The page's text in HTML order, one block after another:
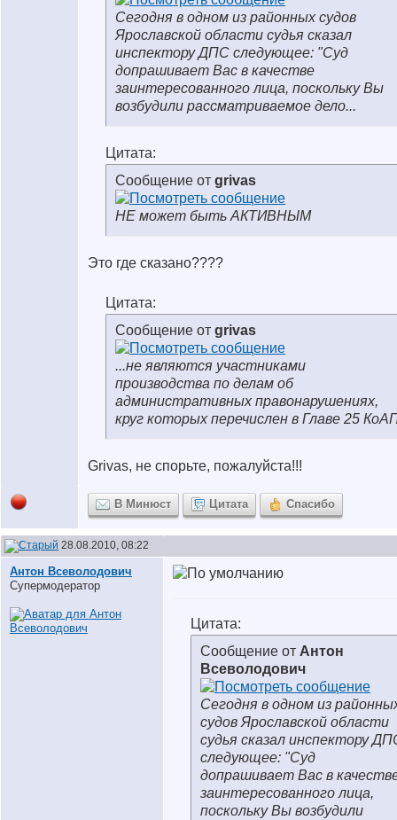
Сегодня в одном из районных судов
Ярославской области судья сказал
инспектору ДПС следующее: "Суд
допрашивает Вас в качестве
заинтересованного лица, поскольку Вы
возбудили рассматриваемое дело...
Цитата:
Сообщение от grivas
НЕ может быть АКТИВНЫМ
Это где сказано????
Цитата:
Сообщение от grivas
...не являются участниками
производства по делам об
административных правонарушениях,
круг которых перечислен в Главе 25
Grivas, не спорьте, пожалуйста!!!
В Минюст Цитата Спасибо
28.08.2010, 08:22
Антон Всеволодович
Супермодератор
Цитата:
Сообщение от Антон
Всеволодович
Сегодня в одном из
судов Ярославской области
судья сказал инспектору
следующее: "Суд
допрашивает Вас в
заинтересованного лица,
поскольку Вы возбудили